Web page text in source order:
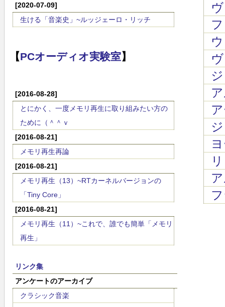
[2020-07-09]
生ける「音楽史」~ルッジェーロ・リッチ
【PCオーディオ実験室】
[2016-08-28]
とにかく、一度メモリ再生に取り組みたい方の
ために（＾＾ｖ
[2016-08-21]
メモリ再生再論
[2016-08-21]
メモリ再生（13）~RTカーネルバージョンの
「Tiny Core」
[2016-08-21]
メモリ再生（11）~これで、誰でも簡単「メモリ
再生」
リンク集
アンケートのアーカイブ
クラシック音楽